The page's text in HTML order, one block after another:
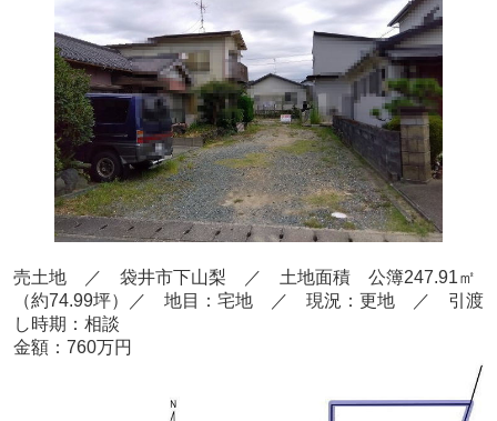
売土地 ／ 袋井市下山梨 ／ 土地面積 公簿247.91㎡
（約74.99坪）
／ 地目：宅地／ 現況：更地 ／ 引渡
し時期：相談
金額：760万円